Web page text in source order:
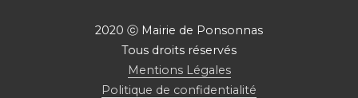
2020 ⓒ Mairie de Ponsonnas
Tous droits réservés
Mentions Légales
Politique de confidentialité